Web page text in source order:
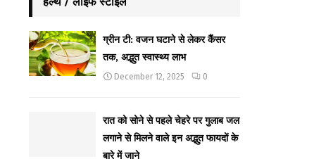
ग्रीन टी: वजन घटाने से लेकर कैंसर
तक, अद्भुत स्वास्थ्य लाभ
December 12, 2025 0
रात को सोने से पहले चेहरे पर गुलाब जल
लगाने से मिलने वाले इन अद्भुत फायदों के
बारे में जाने